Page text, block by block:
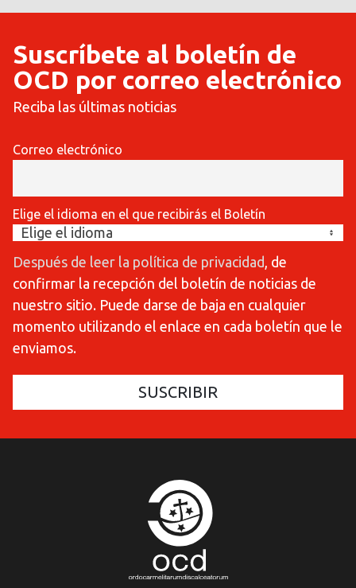
Suscríbete al boletín de
OCD por correo electrónico
Reciba las últimas noticias
Correo electrónico
Elige el idioma en el que recibirás el Boletín
Después de leer la política de privacidad , de
confirmar la recepción del boletín de noticias de
nuestro sitio. Puede darse de baja en cualquier
momento utilizando el enlace en cada boletín que le
enviamos.